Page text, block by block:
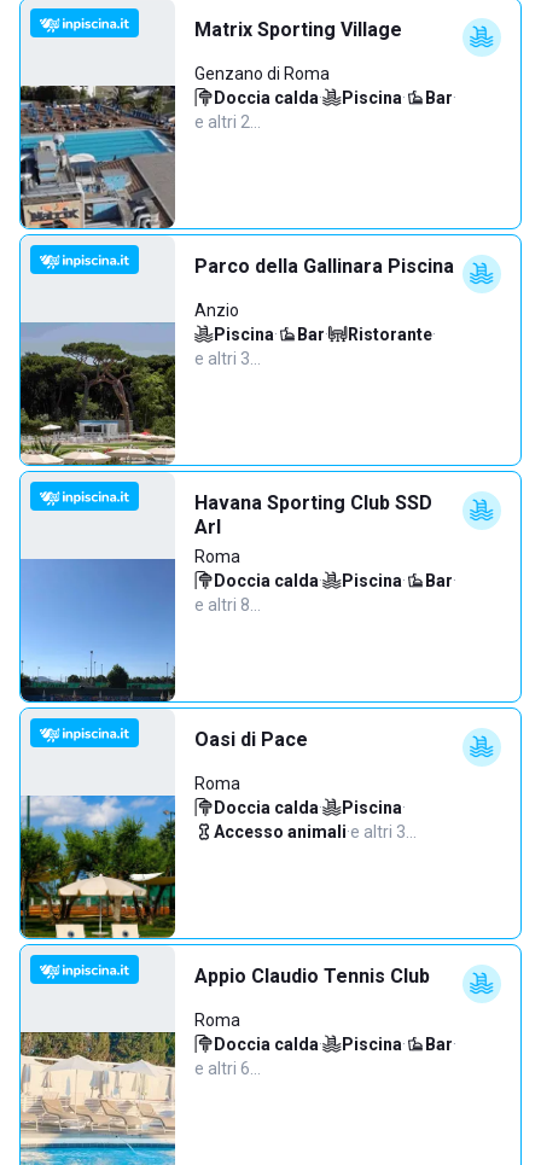
Matrix Sporting Village
Genzano di Roma
Doccia calda· Piscina· Bar·
e altri 2…
Parco della Gallinara Piscina
Anzio
Piscina· Bar· Ristorante·
e altri 3…
Havana Sporting Club SSD
Arl
Roma
Doccia calda· Piscina· Bar·
e altri 8…
Oasi di Pace
Roma
Doccia calda· Piscina·
Accesso animali·e altri 3…
Appio Claudio Tennis Club
Roma
Doccia calda· Piscina· Bar·
e altri 6…